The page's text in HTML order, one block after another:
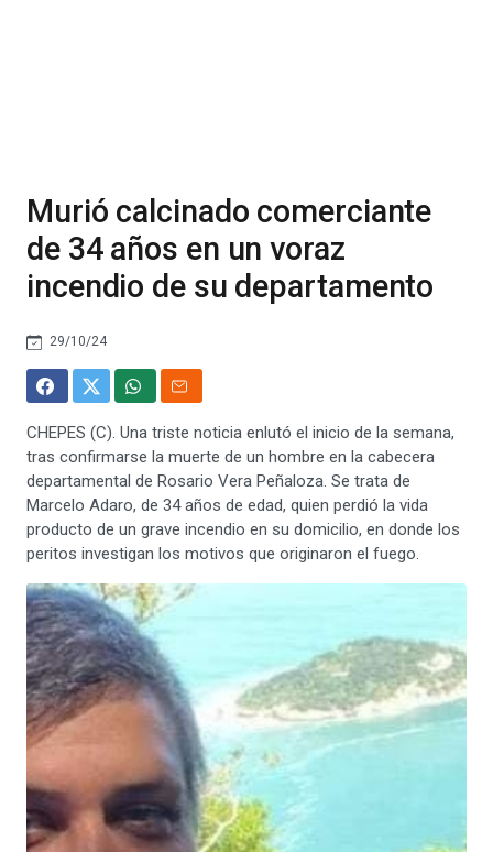
Murió calcinado comerciante
de 34 años en un voraz
incendio de su departamento
29/10/24
CHEPES (C). Una triste noticia enlutó el inicio de la semana,
tras confirmarse la muerte de un hombre en la cabecera
departamental de Rosario Vera Peñaloza. Se trata de
Marcelo Adaro, de 34 años de edad, quien perdió la vida
producto de un grave incendio en su domicilio, en donde los
peritos investigan los motivos que originaron el fuego.